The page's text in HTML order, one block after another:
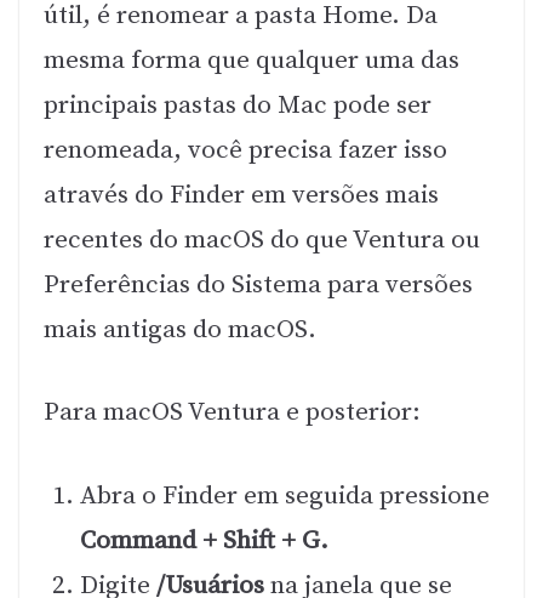
útil, é renomear a pasta Home. Da
mesma forma que qualquer uma das
principais pastas do Mac pode ser
renomeada, você precisa fazer isso
através do Finder em versões mais
recentes do macOS do que Ventura ou
Preferências do Sistema para versões
mais antigas do macOS.
Para macOS Ventura e posterior:
Abra o Finder em seguida pressione
Command + Shift + G.
Digite /Usuáriosna janela que se